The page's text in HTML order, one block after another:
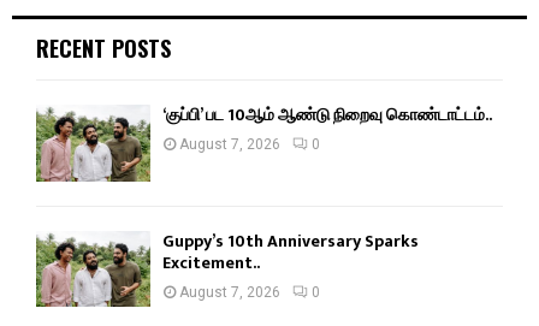
RECENT POSTS
‘குப்பி’ பட 10ஆம் ஆண்டு நிறைவு கொண்டாட்டம்..
August 7, 2026 0
Guppy’s 10th Anniversary Sparks
Excitement..
August 7, 2026 0